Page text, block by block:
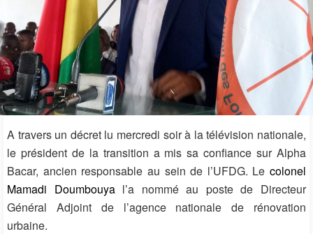
A travers un décret lu mercredi soir à la télévision nationale,
le président de la transition a mis sa confiance sur Alpha
Bacar, ancien responsable au sein de l’UFDG. Le colonel
Mamadi Doumbouyal’a nommé au poste de Directeur
Général Adjoint de l’agence nationale de rénovation
urbaine.